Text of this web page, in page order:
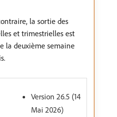
la sortie des
et trimestrielles est
la deuxième semaine
Version 26.5 (14
Mai 2026)